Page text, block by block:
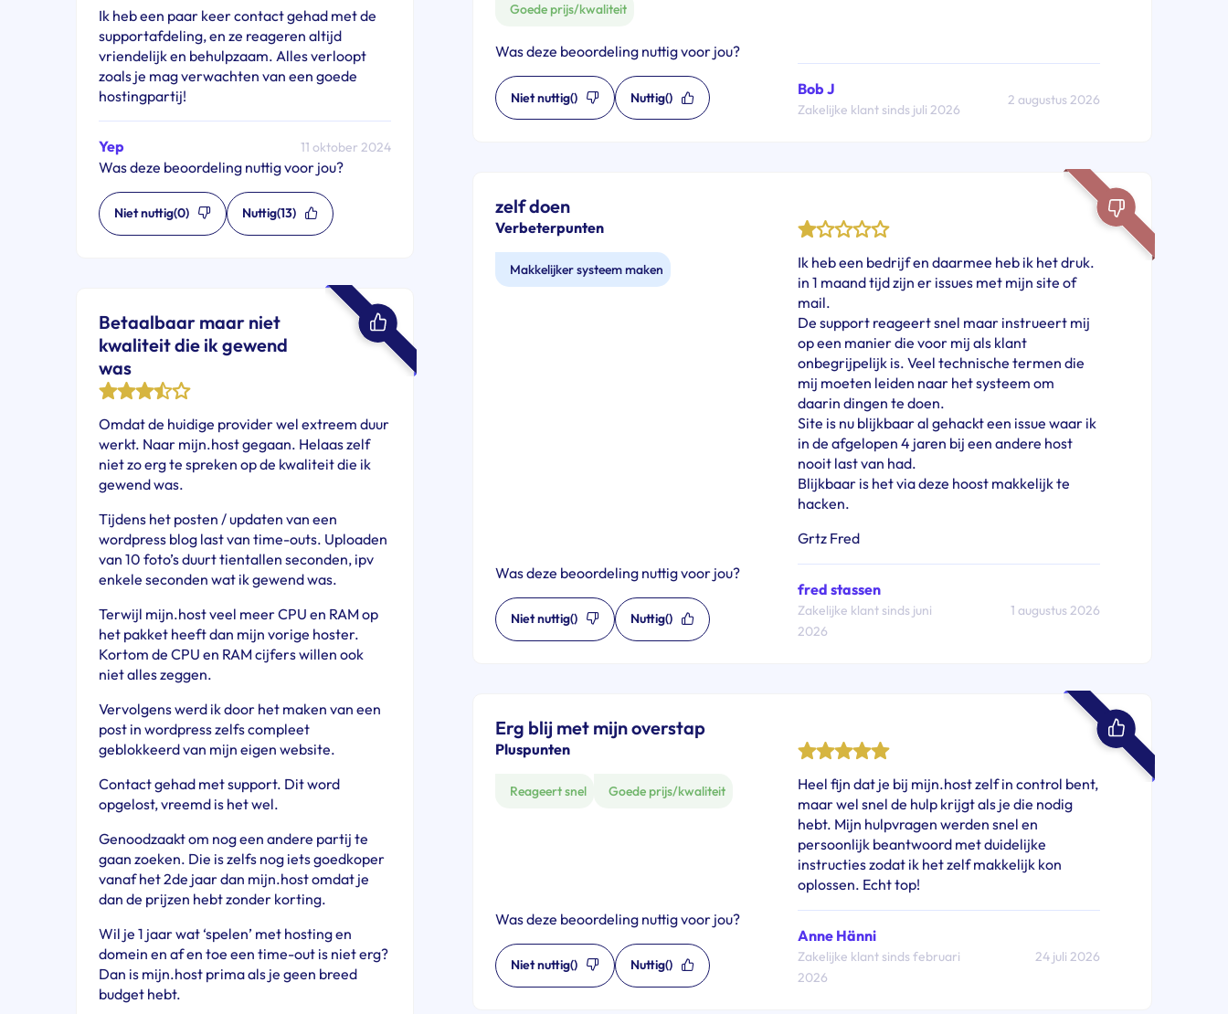
Ik heb een paar keer contact gehad met de
supportafdeling, en ze reageren altijd
vriendelijk en behulpzaam. Alles verloopt
zoals je mag verwachten van een goede
hostingpartij!
Yep 11 oktober 2024
Was deze beoordeling nuttig voor jou?
Niet nuttig(0) Nuttig(13)
Betaalbaar maar niet
kwaliteit die ik gewend
was
Omdat de huidige provider wel extreem duur
werkt. Naar mijn.host gegaan. Helaas zelf
niet zo erg te spreken op de kwaliteit die ik
gewend was.
Tijdens het posten / updaten van een
wordpress blog last van time-outs. Uploaden
van 10 foto’s duurt tientallen seconden, ipv
enkele seconden wat ik gewend was.
Terwijl mijn.host veel meer CPU en RAM op
het pakket heeft dan mijn vorige hoster.
Kortom de CPU en RAM cijfers willen ook
niet alles zeggen.
Vervolgens werd ik door het maken van een
post in wordpress zelfs compleet
geblokkeerd van mijn eigen website.
Contact gehad met support. Dit word
opgelost, vreemd is het wel.
Genoodzaakt om nog een andere partij te
gaan zoeken. Die is zelfs nog iets goedkoper
vanaf het 2de jaar dan mijn.host omdat je
dan de prijzen hebt zonder korting.
Wil je 1 jaar wat ‘spelen’ met hosting en
domein en af en toe een time-out is niet erg?
Dan is mijn.host prima als je geen breed
budget hebt.
Goede prijs/kwaliteit
Bob J
Zakelijke klant sinds juli 2026
2 augustus 2026
Was deze beoordeling nuttig voor jou?
Niet nuttig() Nuttig()
zelf doen
Ik heb een bedrijf en daarmee heb ik het druk.
in 1 maand tijd zijn er issues met mijn site of
mail.
De support reageert snel maar instrueert mij
op een manier die voor mij als klant
onbegrijpelijk is. Veel technische termen die
mij moeten leiden naar het systeem om
daarin dingen te doen.
Site is nu blijkbaar al gehackt een issue waar ik
in de afgelopen 4 jaren bij een andere host
nooit last van had.
Blijkbaar is het via deze hoost makkelijk te
hacken.
Grtz Fred
Verbeterpunten
Makkelijker systeem maken
fred stassen
Zakelijke klant sinds juni
2026
1 augustus 2026
Was deze beoordeling nuttig voor jou?
Niet nuttig() Nuttig()
Erg blij met mijn overstap
Heel fijn dat je bij mijn.host zelf in control bent,
maar wel snel de hulp krijgt als je die nodig
hebt. Mijn hulpvragen werden snel en
persoonlijk beantwoord met duidelijke
instructies zodat ik het zelf makkelijk kon
oplossen. Echt top!
Pluspunten
Reageert snel Goede prijs/kwaliteit
Anne Hänni
Zakelijke klant sinds februari
2026
24 juli 2026
Was deze beoordeling nuttig voor jou?
Niet nuttig() Nuttig()